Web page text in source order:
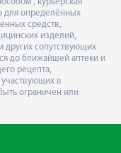
для определённых
средств,
изделий,
других сопутствующих
до ближайшей аптеки и
рецепта,
в
ограничен или